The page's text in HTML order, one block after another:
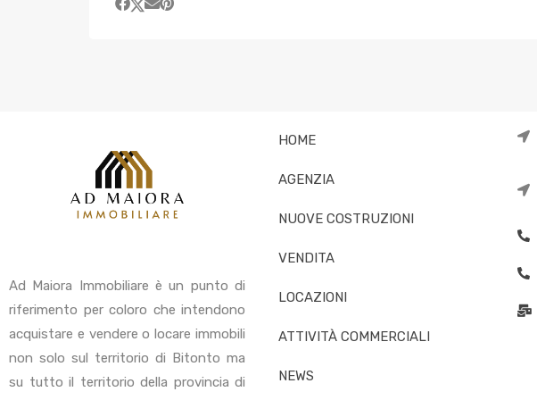
Ad Maiora Immobiliare è un punto di
riferimento per coloro che intendono
acquistare e vendere o locare immobili
non solo sul territorio di Bitonto ma
su tutto il territorio della provincia di
HOME
AGENZIA
NUOVE COSTRUZIONI
VENDITA
LOCAZIONI
ATTIVITÀ COMMERCIALI
NEWS